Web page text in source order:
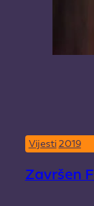
Završen
Vijesti 2019